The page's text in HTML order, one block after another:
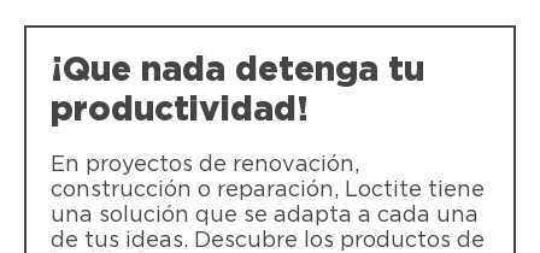
¡Que nada detenga tu
productividad!
En proyectos de renovación,
construcción o reparación, Loctite tiene
una solución que se adapta a cada una
de tus ideas. Descubre los productos de